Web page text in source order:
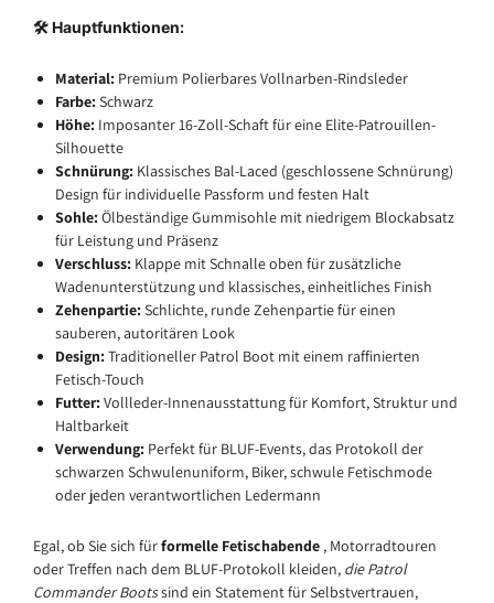
🛠️ Hauptfunktionen:
Material: Premium Polierbares Vollnarben-Rindsleder
Farbe:Schwarz
Höhe: Imposanter 16-Zoll-Schaft für eine Elite-Patrouillen-
Silhouette
Schnürung: Klassisches Bal-Laced (geschlossene Schnürung)
Design für individuelle Passform und festen Halt
Sohle:Ölbeständige Gummisohle mit niedrigem Blockabsatz
für Leistung und Präsenz
Verschluss: Klappe mit Schnalle oben für zusätzliche
Wadenunterstützung und klassisches, einheitliches Finish
Zehenpartie:Schlichte, runde Zehenpartie für einen
sauberen, autoritären Look
Design:Traditioneller Patrol Boot mit einem raffinierten
Fetisch-Touch
Futter:Vollleder-Innenausstattung für Komfort, Struktur und
Haltbarkeit
Verwendung: Perfekt für BLUF-Events, das Protokoll der
schwarzen Schwulenuniform, Biker, schwule Fetischmode
oder jeden verantwortlichen Ledermann
Egal, ob Sie sich fürformelle Fetischabende , Motorradtouren
oder Treffen nach dem BLUF-Protokoll kleiden, die Patrol
Commander Bootssind ein Statement für Selbstvertrauen,